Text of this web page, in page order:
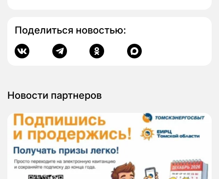
Поделиться новостью:
Новости партнеров